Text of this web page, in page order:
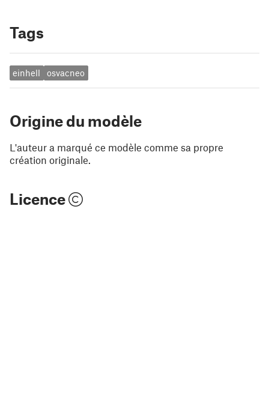
Tags
einhell osvacneo
Origine du modèle
L'auteur a marqué ce modèle comme sa propre
création originale.
Licence